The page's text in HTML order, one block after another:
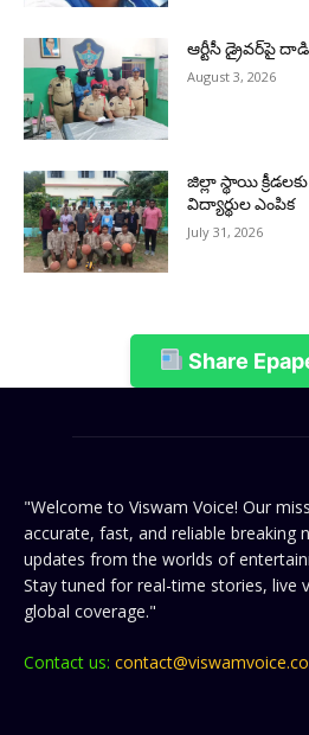
ఆర్టీసీ డ్రైవర్‌పై దాడి
August 3, 2026
జిల్లా స్థాయి
విద్యార్థుల ఎంపిక
July 31, 2026
Share
"Welcome to Viswam Voice! Our
accurate, fast, and reliable breaking
updates from the worlds of
Stay tuned for real-time stories, live
global coverage."
Contact us: